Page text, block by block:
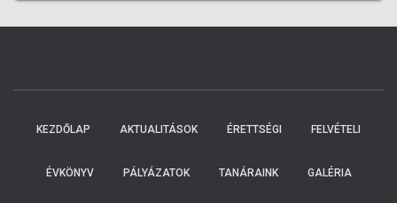
KEZDŐLAP AKTUALITÁSOK ÉRETTSÉGI FELVÉTELI
ÉVKÖNYV PÁLYÁZATOK TANÁRAINK GALÉRIA